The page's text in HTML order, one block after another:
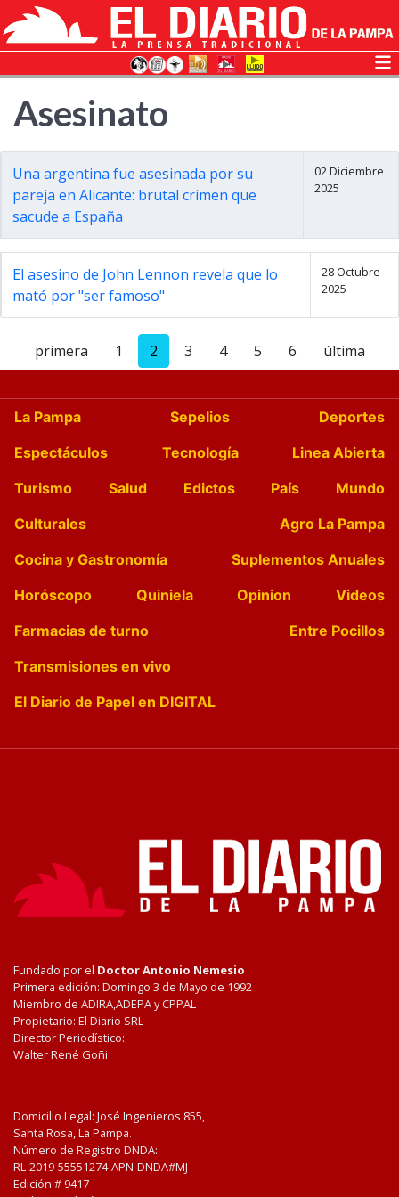
Asesinato
Una argentina fue asesinada por su
pareja en Alicante: brutal crimen que
sacude a España
02 Diciembre
2025
El asesino de John Lennon revela que lo
mató por "ser famoso"
28 Octubre
2025
primera 1 2 3 4 5 6 última
La Pampa Sepelios
Deportes
Espectáculos
Tecnología
Linea Abierta
Turismo
Salud Edictos País
Mundo
Culturales
Agro La Pampa
Cocina y Gastronomía
Suplementos Anuales
Horóscopo
Quiniela Opinion
Videos
Farmacias de turno
Entre Pocillos
Transmisiones en vivo
El Diario de Papel en DIGITAL
Fundado por el Doctor Antonio Nemesio
Primera edición: Domingo 3 de Mayo de 1992
Miembro de ADIRA,ADEPA y CPPAL
Propietario: El Diario SRL
Director Periodístico:
Walter René Goñi
Domicilio Legal: José Ingenieros 855,
Santa Rosa, La Pampa.
Número de Registro DNDA:
RL-2019-55551274-APN-DNDA#MJ
Edición # 9417